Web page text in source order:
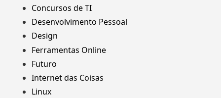
Concursos de TI
Desenvolvimento Pessoal
Design
Ferramentas Online
Futuro
Internet das Coisas
Linux